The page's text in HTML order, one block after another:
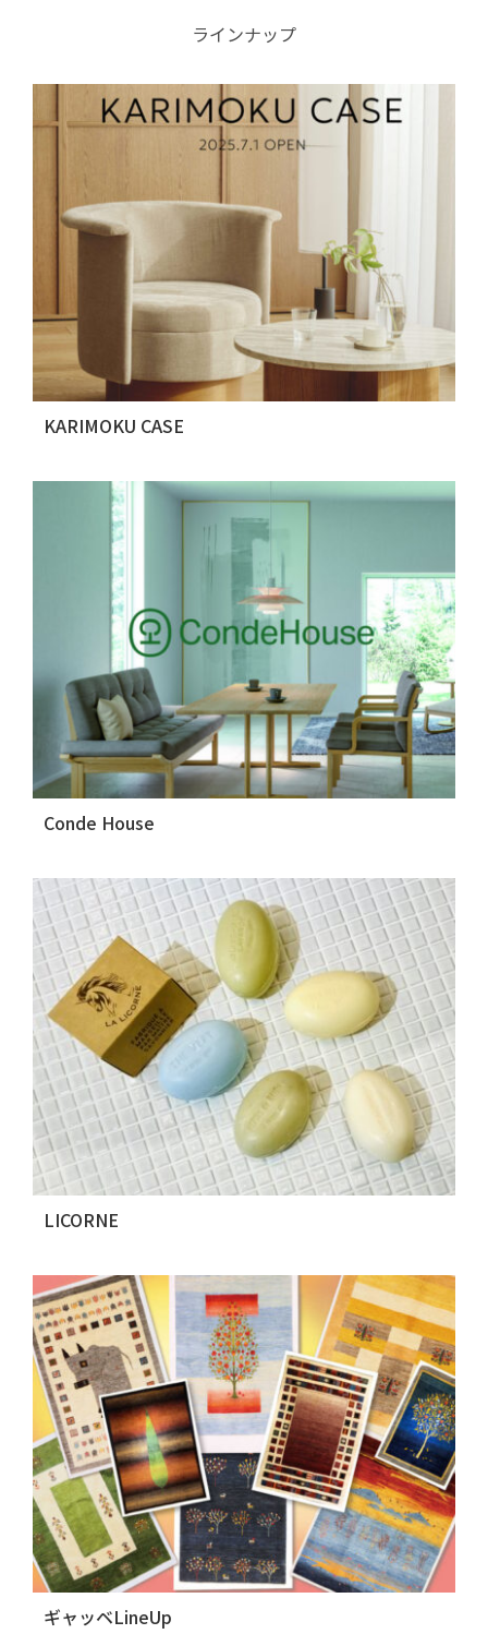
ラインナップ
KARIMOKU CASE
Conde House
LICORNE
ギャッベLineUp